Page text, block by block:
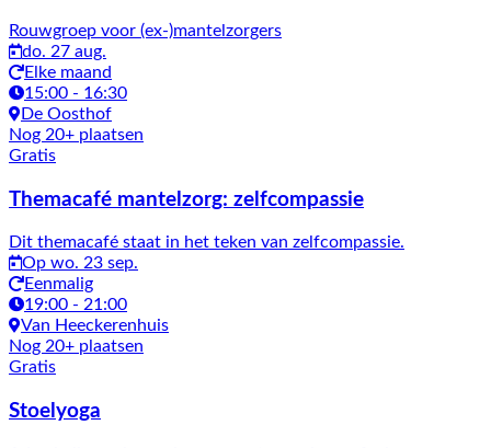
Rouwgroep voor (ex-)mantelzorgers
do. 27 aug.
Elke maand
15:00 - 16:30
De Oosthof
Nog 20+ plaatsen
Gratis
Themacafé mantelzorg: zelfcompassie
Dit themacafé staat in het teken van zelfcompassie.
Op wo. 23 sep.
Eenmalig
19:00 - 21:00
Van Heeckerenhuis
Nog 20+ plaatsen
Gratis
Stoelyoga